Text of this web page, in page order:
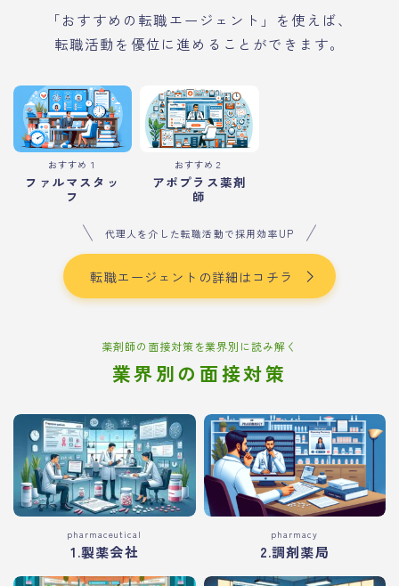
「おすすめの転職エージェント」を使えば、
転職活動を優位に進めることができます。
おすすめ１
ファルマスタッ
フ
おすすめ２
アポプラス薬剤
師
代理人を介した転職活動で採用効率UP
転職エージェントの詳細はコチラ
薬剤師の面接対策を業界別に読み解く
業界別の面接対策
pharmaceutical
1.製薬会社
pharmacy
2.調剤薬局